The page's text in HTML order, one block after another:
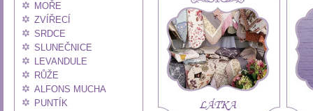
MOŘE
ZVÍŘECÍ
SRDCE
SLUNEČNICE
LEVANDULE
RŮŽE
ALFONS MUCHA
PUNTÍK
LÁTKA